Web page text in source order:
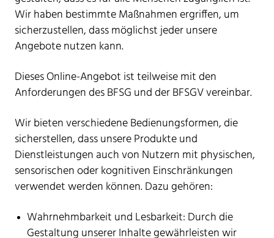
Wir haben bestimmte Maßnahmen ergriffen, um
sicherzustellen, dass möglichst jeder unsere
Angebote nutzen kann.
Dieses Online-Angebot ist teilweise mit den
Anforderungen des BFSG und der BFSGV vereinbar.
Wir bieten verschiedene Bedienungsformen, die
sicherstellen, dass unsere Produkte und
Dienstleistungen auch von Nutzern mit physischen,
sensorischen oder kognitiven Einschränkungen
verwendet werden können. Dazu gehören:
Wahrnehmbarkeit und Lesbarkeit: Durch die
Gestaltung unserer Inhalte gewährleisten wir